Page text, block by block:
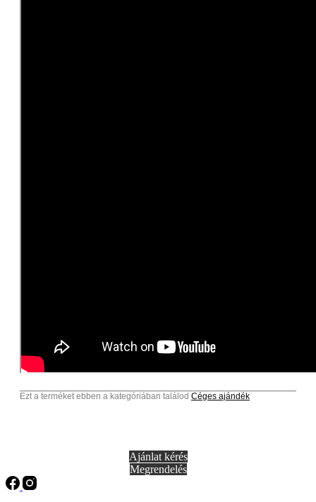
Ezt a terméket ebben a kategóriában találod Céges ajándék
Ajánlat kérés
Megrendelés